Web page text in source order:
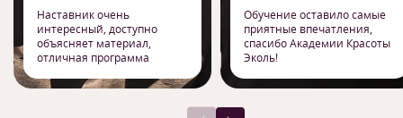
Наставник очень
интересный, доступно
объясняет материал,
отличная программа
Обучение оставило самые
приятные впечатления,
спасибо Академии Красоты
Эколь!